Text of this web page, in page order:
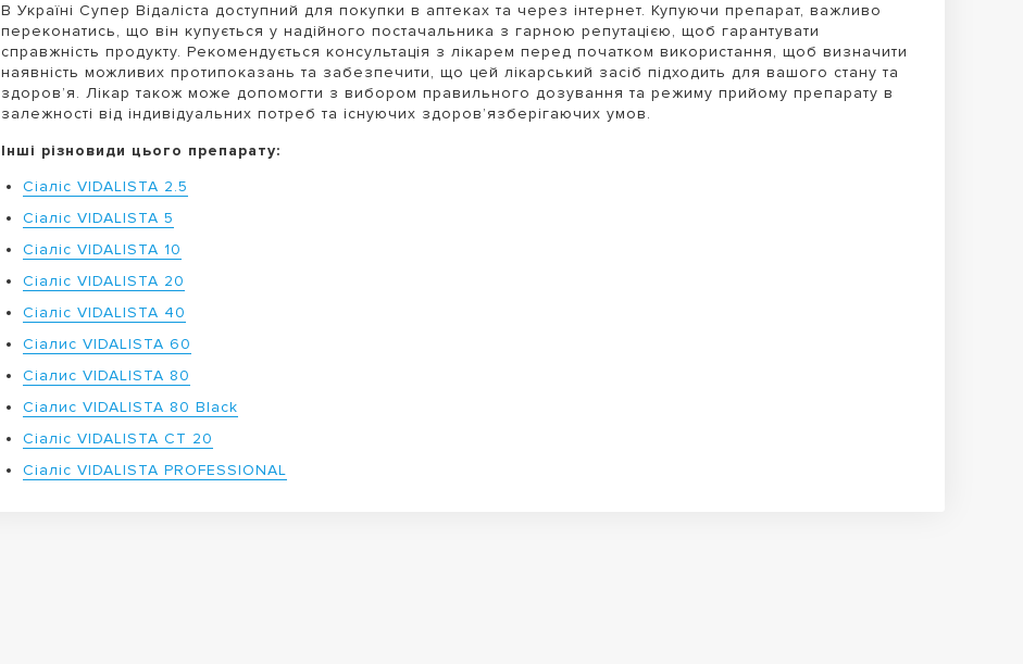
В Україні Супер Відаліста доступний для покупки в аптеках та через інтернет. Купуючи препарат, важливо
переконатись, що він купується у надійного постачальника з гарною репутацією, щоб гарантувати
справжність продукту. Рекомендується консультація з лікарем перед початком використання, щоб визначити
наявність можливих протипоказань та забезпечити, що цей лікарський засіб підходить для вашого стану та
здоров’я. Лікар також може допомогти з вибором правильного дозування та режиму прийому препарату в
залежності від індивідуальних потреб та існуючих здоров’язберігаючих умов.
Інші різновиди цього препарату:
Сіаліс VIDALISTA 2.5
Сіаліс VIDALISTA 5
Сіаліс VIDALISTA 10
Сіаліс VIDALISTA 20
Сіаліс VIDALISTA 40
Сіалис VIDALISTA 60
Сіалис VIDALISTA 80
Сіалис VIDALISTA 80 Black
Сіаліс VIDALISTA CT 20
Сіаліс VIDALISTA PROFESSIONAL